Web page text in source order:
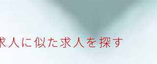
【業務内容】
・TikTok Shopコンサルティ
人に似た求人を探す